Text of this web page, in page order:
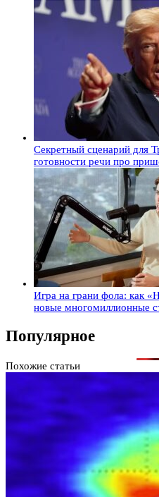
Секретный сценарий для
готовности речи про
Игра на грани фола: как
новые многомиллионные
Популярное
Похожие статьи